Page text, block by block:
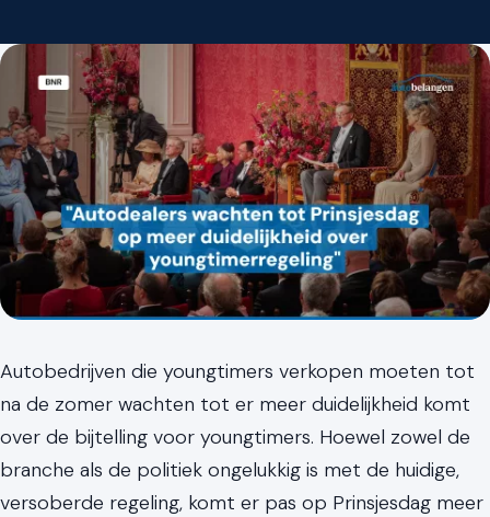
Autobedrijven die youngtimers verkopen moeten tot
na de zomer wachten tot er meer duidelijkheid komt
over de bijtelling voor youngtimers. Hoewel zowel de
branche als de politiek ongelukkig is met de huidige,
versoberde regeling, komt er pas op Prinsjesdag meer